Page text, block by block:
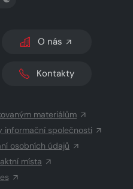
O nás
Kontakty
materiálům
informační společnosti
osobních údajů
místa